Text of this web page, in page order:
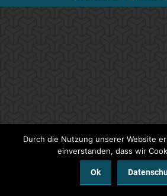
Durch die Nutzung unserer Website
einverstanden, dass wir
Ok